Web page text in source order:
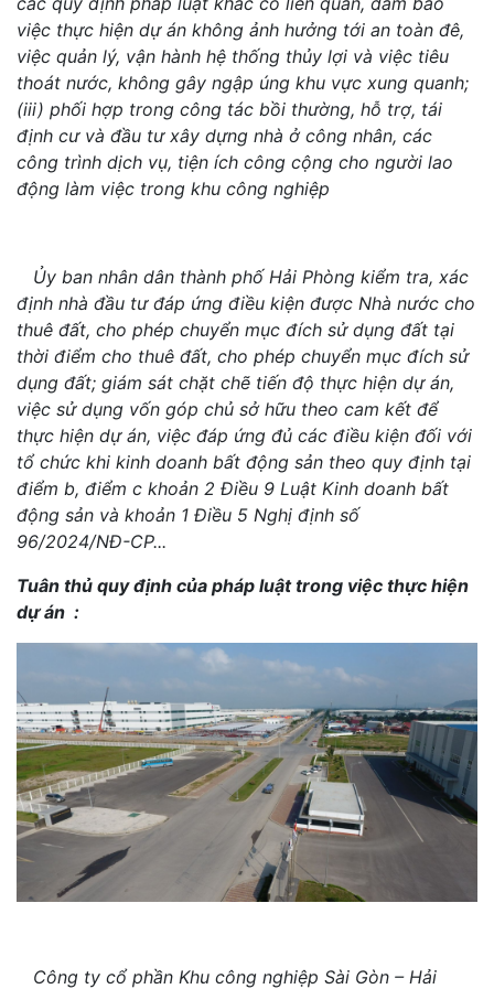
việc thực hiện dự án không ảnh hưởng tới an toàn đê,
việc quản lý, vận hành hệ thống thủy lợi và việc tiêu
thoát nước, không gây ngập úng khu vực xung quanh;
(iii) phối hợp trong công tác bồi thường, hỗ trợ, tái
định cư và đầu tư xây dựng nhà ở công nhân, các
công trình dịch vụ, tiện ích công cộng cho người lao
động làm việc trong khu công nghiệp
Ủy ban nhân dân thành phố Hải Phòng kiểm tra, xác
định nhà đầu tư đáp ứng điều kiện được Nhà nước cho
thuê đất, cho phép chuyển mục đích sử dụng đất tại
thời điểm cho thuê đất, cho phép chuyển mục đích sử
dụng đất; giám sát chặt chẽ tiến độ thực hiện dự án,
việc sử dụng vốn góp chủ sở hữu theo cam kết để
thực hiện dự án, việc đáp ứng đủ các điều kiện đối với
tổ chức khi kinh doanh bất động sản theo quy định tại
điểm b, điểm c khoản 2 Điều 9 Luật Kinh doanh bất
động sản và khoản 1 Điều 5 Nghị định số
96/2024/NĐ-CP...
Tuân thủ quy định của pháp luật trong việc thực hiện
dự án :
Công ty cổ phần Khu công nghiệp Sài Gòn – Hải